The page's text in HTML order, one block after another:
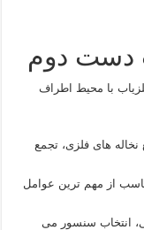
دست دوم
با محیط اطراف
های فلزی، تجمع
از مهم ترین عوامل
انتخاب سنسور می